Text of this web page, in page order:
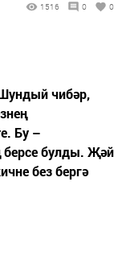
1516 0 0
чибәр,
Бу –
булды. Җәй
без бергә